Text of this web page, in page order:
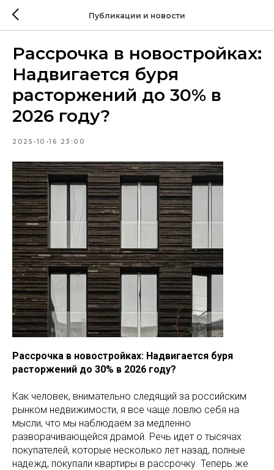
Публикации и новости
Рассрочка в новостройках:
Надвигается буря
расторжений до 30% в
2026 году?
2025-10-16 23:00
Рассрочка в новостройках: Надвигается буря
расторжений до 30% в 2026 году?
Как человек, внимательно следящий за российским
рынком недвижимости, я все чаще ловлю себя на
мысли, что мы наблюдаем за медленно
разворачивающейся драмой. Речь идет о тысячах
покупателей, которые несколько лет назад, полные
надежд, покупали квартиры в рассрочку. Теперь же